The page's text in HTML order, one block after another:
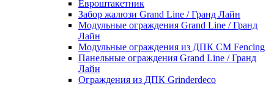
Евроштакетник
Забор жалюзи Grand Line / Гранд Лайн
Модульные ограждения Grand Line / Гранд
Лайн
Модульные ограждения из ДПК CM Fencing
Панельные ограждения Grand Line / Гранд
Лайн
Ограждения из ДПК Grinderdeco